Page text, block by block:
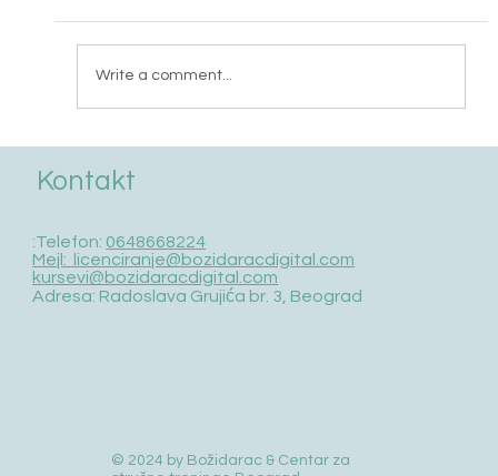
/ auto klime
Write a comment...
© 2024 by Božidarac & Centar za
Kontakt
:Telefon: 0648668224
Mejl: licenciranje@bozidaracdigital.com
kursevi@bozidaracdigital.com
Adresa: Radoslava Grujića br. 3, Beograd